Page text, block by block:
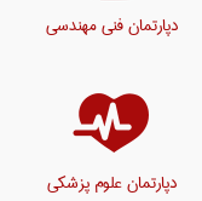
دپارتمان فنی مهندسی
دپارتمان علوم پزشکی